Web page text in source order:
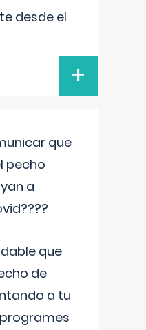
desde el
+
que
pecho
a
que
de
a tu